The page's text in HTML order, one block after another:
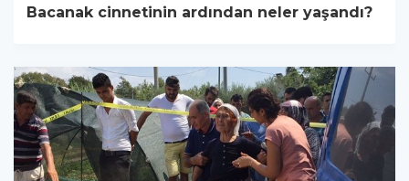
Bacanak cinnetinin ardından neler yaşandı?